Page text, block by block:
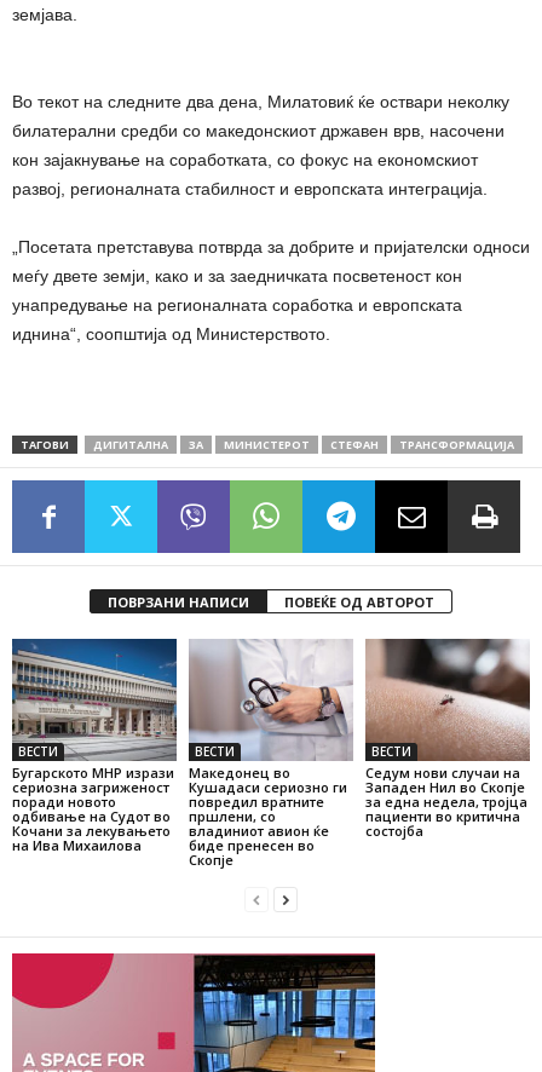
земјава.
Во текот на следните два дена, Милатовиќ ќе оствари неколку
билатерални средби со македонскиот државен врв, насочени
кон зајакнување на соработката, со фокус на економскиот
развој, регионалната стабилност и европската интеграција.
„Посетата претставува потврда за добрите и пријателски односи
меѓу двете земји, како и за заедничката посветеност кон
унапредување на регионалната соработка и европската
иднина“, соопштија од Министерството.
ТАГОВИ ДИГИТАЛНА ЗА МИНИСТЕРОТ СТЕФАН ТРАНСФОРМАЦИЈА
ПОВРЗАНИ НАПИСИ ПОВЕЌЕ ОД АВТОРОТ
ВЕСТИ
Бугарското МНР изрази
сериозна загриженост
поради новото
одбивање на Судот во
Кочани за лекувањето
на Ива Михаилова
ВЕСТИ
Македонец во
Кушадаси сериозно ги
повредил вратните
пршлени, со
владиниот авион ќе
биде пренесен во
Скопје
ВЕСТИ
Седум нови случаи на
Западен Нил во Скопје
за една недела, тројца
пациенти во критична
состојба